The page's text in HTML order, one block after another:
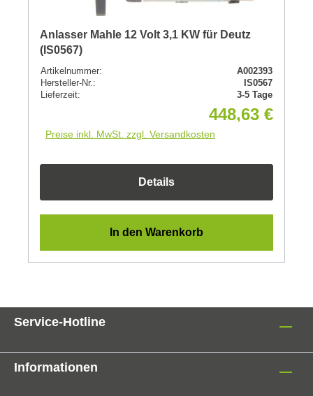
Anlasser Mahle 12 Volt 3,1 KW für Deutz
(IS0567)
Artikelnummer:
A002393
Hersteller-Nr.:
IS0567
Lieferzeit:
3-5 Tage
448,63 €
Preise inkl. MwSt. zzgl. Versandkosten
Details
In den Warenkorb
Service-Hotline
Informationen